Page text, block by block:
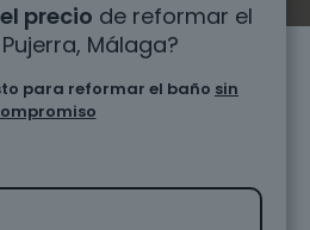
precio de reformar el
Málaga?
para reformar el baño sin